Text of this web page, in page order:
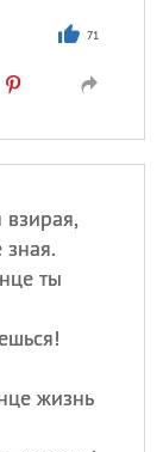
71
взирая,
зная.
ты
жизнь